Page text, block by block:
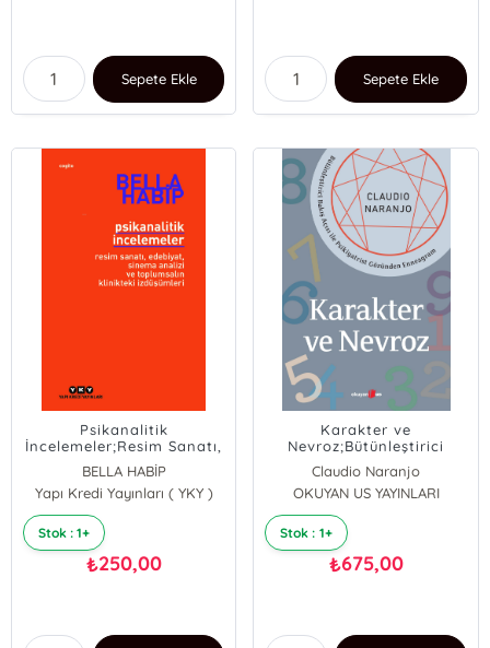
Sepete Ekle Sepete Ekle
Psikanalitik
İncelemeler;Resim Sanatı,
Edebiyat, Sinema Analizi
ve Toplumsalın Klinikteki
İzdüşümleri
BELLA HABİP
Yapı Kredi Yayınları ( YKY )
Stok : 1+
₺250,00
Karakter ve
Nevroz;Bütünleştirici
Bakış Açısı ile Psikiyatrist
Gözünden Enneagram
Claudio Naranjo
OKUYAN US YAYINLARI
Stok : 1+
₺675,00